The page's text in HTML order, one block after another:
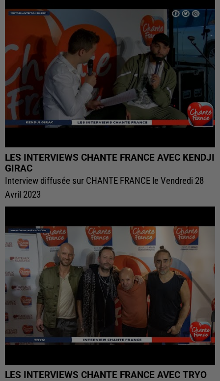
LES INTERVIEWS CHANTE FRANCE AVEC KENDJI
GIRAC
Interview diffusée sur CHANTE FRANCE le Vendredi 28
Avril 2023
LES INTERVIEWS CHANTE FRANCE AVEC TRYO